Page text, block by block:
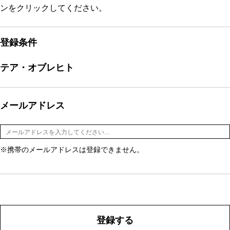
ンをクリックしてください。
登録条件
テア・オブレヒト
メールアドレス
※携帯のメールアドレスは登録できません。
登録する